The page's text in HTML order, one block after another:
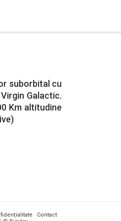
suborbital cu
Galactic.
Km altitudine
· Contact